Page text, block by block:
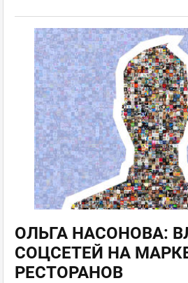
ОЛЬГА НАСОНОВА:
СОЦСЕТЕЙ НА
РЕСТОРАНОВ